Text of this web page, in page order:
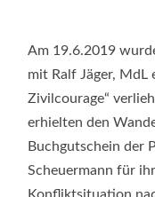
Am 19.6.2019
mit Ralf Jäger, MdL
Zivilcourage“
erhielten den
Buchgutschein der
Scheuermann für
Konfliktsituation